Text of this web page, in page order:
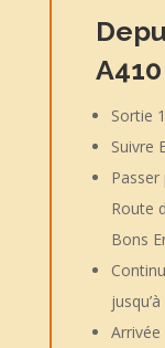
A410
Sortie
Suivre
Passer
Route
Bons